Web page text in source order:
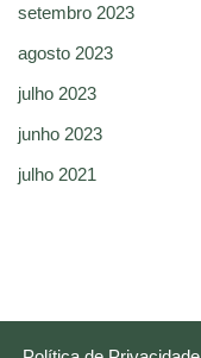
setembro 2023
agosto 2023
julho 2023
junho 2023
julho 2021